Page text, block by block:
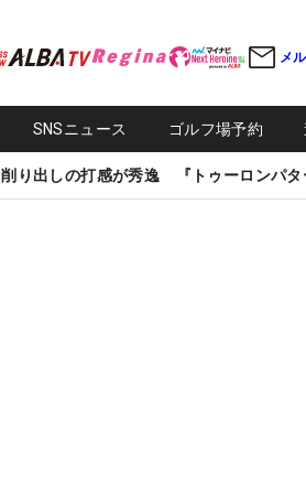
メ
SNSニュース ゴルフ場予約
削り出しの打感が秀逸 『トゥーロンパタ